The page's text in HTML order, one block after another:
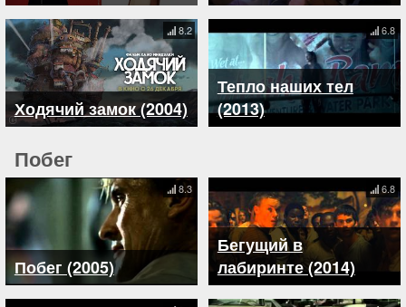
Ходячий замок (2004)
8.2
Тепло наших тел
(2013)
6.8
Побег
Побег (2005)
8.3
Бегущий в
лабиринте (2014)
6.8